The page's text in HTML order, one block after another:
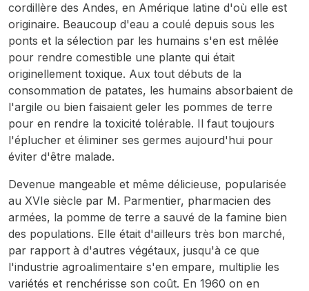
cordillère des Andes, en Amérique latine d'où elle est
originaire. Beaucoup d'eau a coulé depuis sous les
ponts et la sélection par les humains s'en est mêlée
pour rendre comestible une plante qui était
originellement toxique. Aux tout débuts de la
consommation de patates, les humains absorbaient de
l'argile ou bien faisaient geler les pommes de terre
pour en rendre la toxicité tolérable. Il faut toujours
l'éplucher et éliminer ses germes aujourd'hui pour
éviter d'être malade.
Devenue mangeable et même délicieuse, popularisée
au XVIe siècle par M. Parmentier, pharmacien des
armées, la pomme de terre a sauvé de la famine bien
des populations. Elle était d'ailleurs très bon marché,
par rapport à d'autres végétaux, jusqu'à ce que
l'industrie agroalimentaire s'en empare, multiplie les
variétés et renchérisse son coût. En 1960 on en